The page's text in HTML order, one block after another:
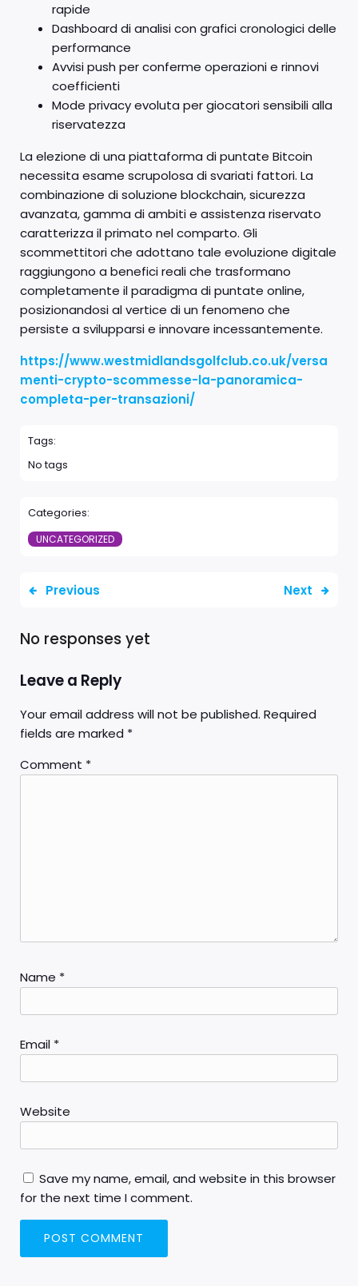
rapide
Dashboard di analisi con grafici cronologici delle
performance
Avvisi push per conferme operazioni e rinnovi
coefficienti
Mode privacy evoluta per giocatori sensibili alla
riservatezza
La elezione di una piattaforma di puntate Bitcoin
necessita esame scrupolosa di svariati fattori. La
combinazione di soluzione blockchain, sicurezza
avanzata, gamma di ambiti e assistenza riservato
caratterizza il primato nel comparto. Gli
scommettitori che adottano tale evoluzione digitale
raggiungono a benefici reali che trasformano
completamente il paradigma di puntate online,
posizionandosi al vertice di un fenomeno che
persiste a svilupparsi e innovare incessantemente.
https://www.westmidlandsgolfclub.co.uk/versa
menti-crypto-scommesse-la-panoramica-
completa-per-transazioni/
Tags:
No tags
Categories:
UNCATEGORIZED
Previous Next
No responses yet
Leave a Reply
Your email address will not be published. Required
fields are marked *
Comment *
Name *
Email *
Website
Save my name, email, and website in this browser
for the next time I comment.